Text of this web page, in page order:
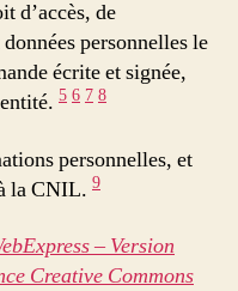
d’accès, de
personnelles le
écrite et signée,
5 6 7 8
personnelles, et
la CNIL. 9
– Version
Creative Commons